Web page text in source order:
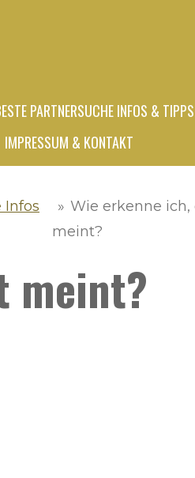
PARTNERSUCHE INFOS & TIPPS
IMPRESSUM & KONTAKT
Infos
» Wie erkenne ich,
meint?
meint?